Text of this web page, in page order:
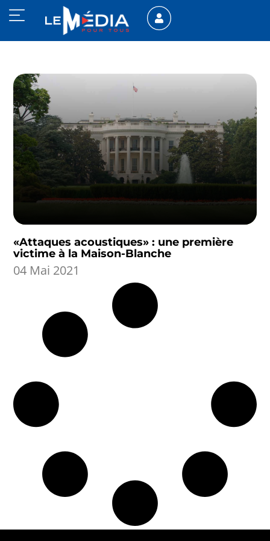
«Attaques acoustiques» : une première
victime à la Maison-Blanche
04 Mai 2021